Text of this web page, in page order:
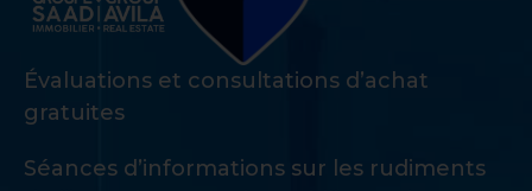
Évaluations et consultations d’achat
gratuites
Séances d’informations sur les rudiments